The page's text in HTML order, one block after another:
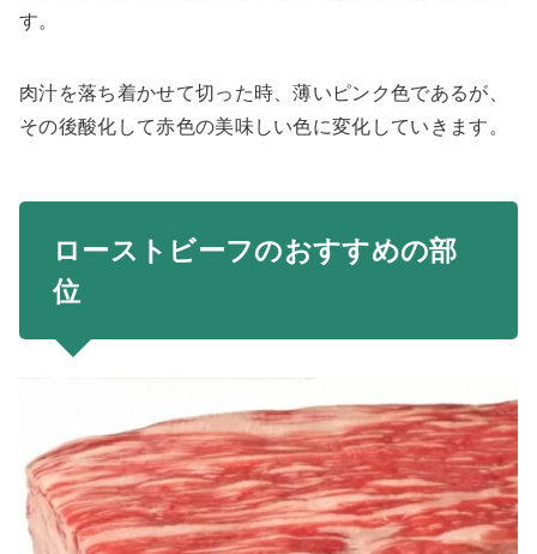
す。
肉汁を落ち着かせて切った時、薄いピンク色であるが、
その後酸化して赤色の美味しい色に変化していきます。
ローストビーフのおすすめの部
位